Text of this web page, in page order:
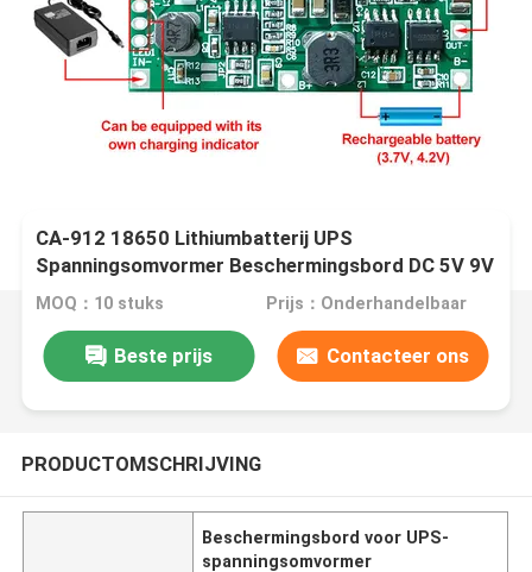
CA-912 18650 Lithiumbatterij UPS
Spanningsomvormer Beschermingsbord DC 5V 9V
12V Oplaad Step Up Booster Module
MOQ：10 stuks Prijs：Onderhandelbaar
Beste prijs Contacteer ons
PRODUCTOMSCHRIJVING
Beschermingsbord voor UPS-
spanningsomvormer